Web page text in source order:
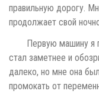
правильную дорогу.
продолжает свой
Первую машину я
стал заметнее и
далеко, но мне она
промокать от